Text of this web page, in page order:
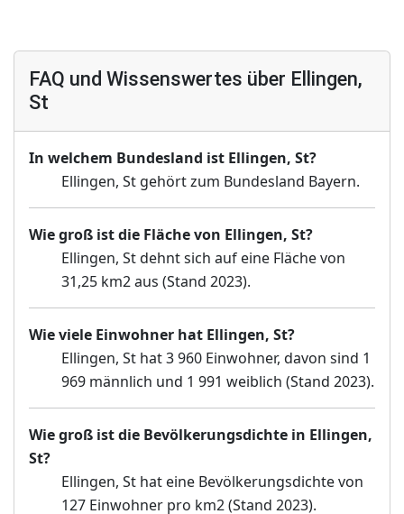
FAQ und Wissenswertes über Ellingen,
St
In welchem Bundesland ist Ellingen, St?
Ellingen, St gehört zum Bundesland Bayern.
Wie groß ist die Fläche von Ellingen, St?
Ellingen, St dehnt sich auf eine Fläche von
31,25 km2 aus (Stand 2023).
Wie viele Einwohner hat Ellingen, St?
Ellingen, St hat 3 960 Einwohner, davon sind 1
969 männlich und 1 991 weiblich (Stand 2023).
Wie groß ist die Bevölkerungsdichte in Ellingen,
St?
Ellingen, St hat eine Bevölkerungsdichte von
127 Einwohner pro km2 (Stand 2023).